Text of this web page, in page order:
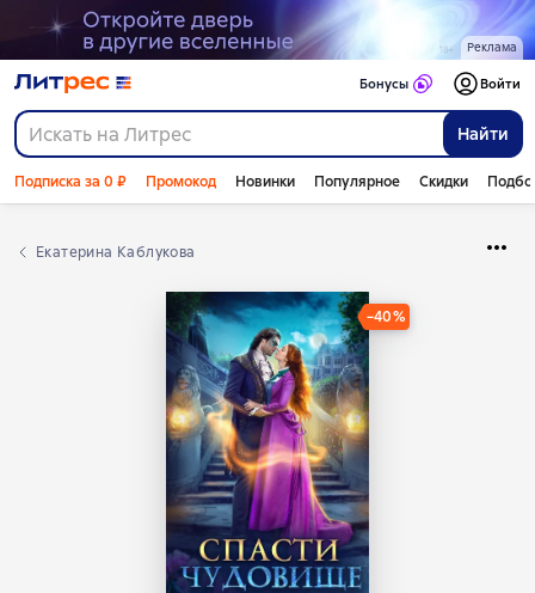
Реклама
Найти
Бонусы Войти
Подписка за 0 ₽ Промокод Новинки Популярное Скидки
Екатерина Каблукова
−40%